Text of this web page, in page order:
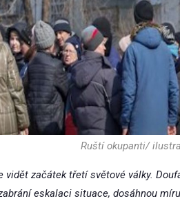
Ruští okupanti/
vidět začátek třetí světové války.
eskalaci situace, dosáhnou